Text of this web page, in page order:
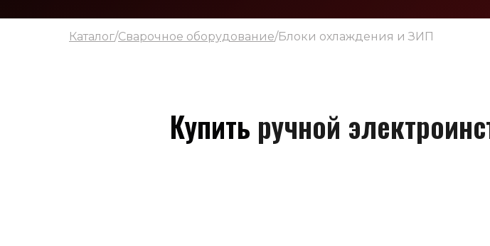
Каталог/Сварочное оборудование/Блоки охлаждения и ЗИП
Купить ручной